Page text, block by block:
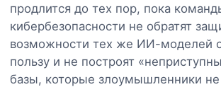
продлится до тех пор, пока
кибербезопасности не обратят
возможности тех же ИИ-моделей
пользу и не построят
базы, которые злоумышленники не